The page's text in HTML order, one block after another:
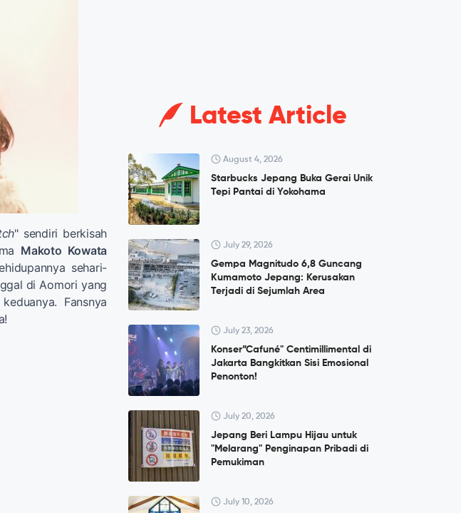
" sendiri berkisah
Makoto Kowata
sehari-
di Aomori yang
Fansnya
Latest Article
August 4, 2026
Starbucks Jepang Buka Gerai Unik
Tepi Pantai di Yokohama
July 29, 2026
Gempa Magnitudo 6,8 Guncang
Kumamoto Jepang: Kerusakan
Terjadi di Sejumlah Area
July 23, 2026
Konser”Cafuné" Centimillimental di
Jakarta Bangkitkan Sisi Emosional
Penonton!
July 20, 2026
Jepang Beri Lampu Hijau untuk
"Melarang" Penginapan Pribadi di
Pemukiman
July 10, 2026